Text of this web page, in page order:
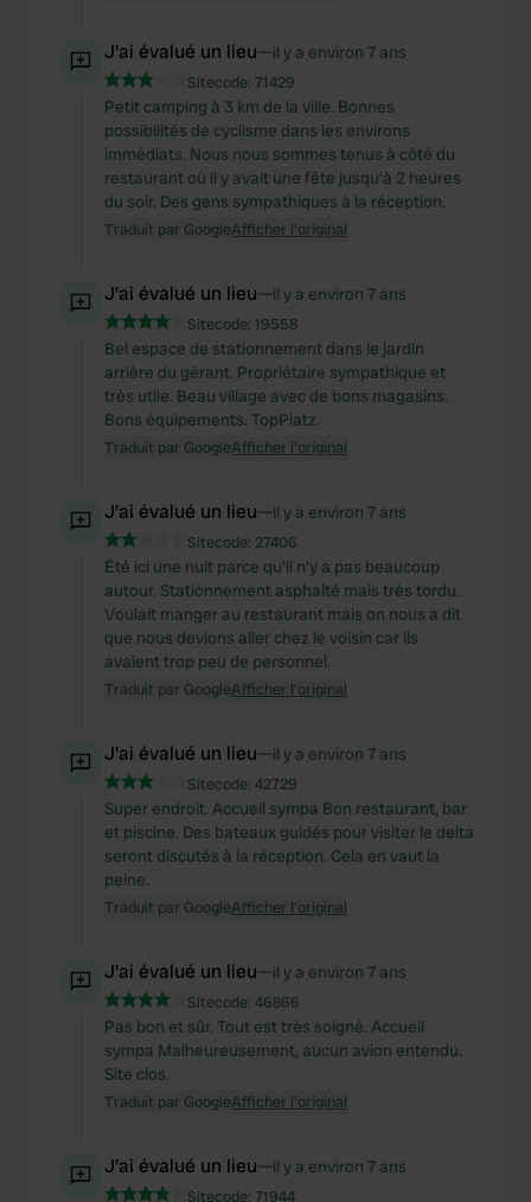
J'ai évalué un lieu—il y a environ 7 ans
Sitecode: 71429
Petit camping à 3 km de la ville. Bonnes
possibilités de cyclisme dans les environs
immédiats. Nous nous sommes tenus à côté du
restaurant où il y avait une fête jusqu'à 2 heures
du soir. Des gens sympathiques à la réception.
Traduit par GoogleAfficher l'original
J'ai évalué un lieu—il y a environ 7 ans
Sitecode: 19558
Bel espace de stationnement dans le jardin
arrière du gérant. Propriétaire sympathique et
très utile. Beau village avec de bons magasins.
Bons équipements. TopPlatz.
Traduit par GoogleAfficher l'original
J'ai évalué un lieu—il y a environ 7 ans
Sitecode: 27406
Été ici une nuit parce qu'il n'y a pas beaucoup
autour. Stationnement asphalté mais très tordu.
Voulait manger au restaurant mais on nous a dit
que nous devions aller chez le voisin car ils
avaient trop peu de personnel.
Traduit par GoogleAfficher l'original
J'ai évalué un lieu—il y a environ 7 ans
Sitecode: 42729
Super endroit. Accueil sympa Bon restaurant, bar
et piscine. Des bateaux guidés pour visiter le delta
seront discutés à la réception. Cela en vaut la
peine.
Traduit par GoogleAfficher l'original
J'ai évalué un lieu—il y a environ 7 ans
Sitecode: 46866
Pas bon et sûr. Tout est très soigné. Accueil
sympa Malheureusement, aucun avion entendu.
Site clos.
Traduit par GoogleAfficher l'original
J'ai évalué un lieu—il y a environ 7 ans
Sitecode: 71944